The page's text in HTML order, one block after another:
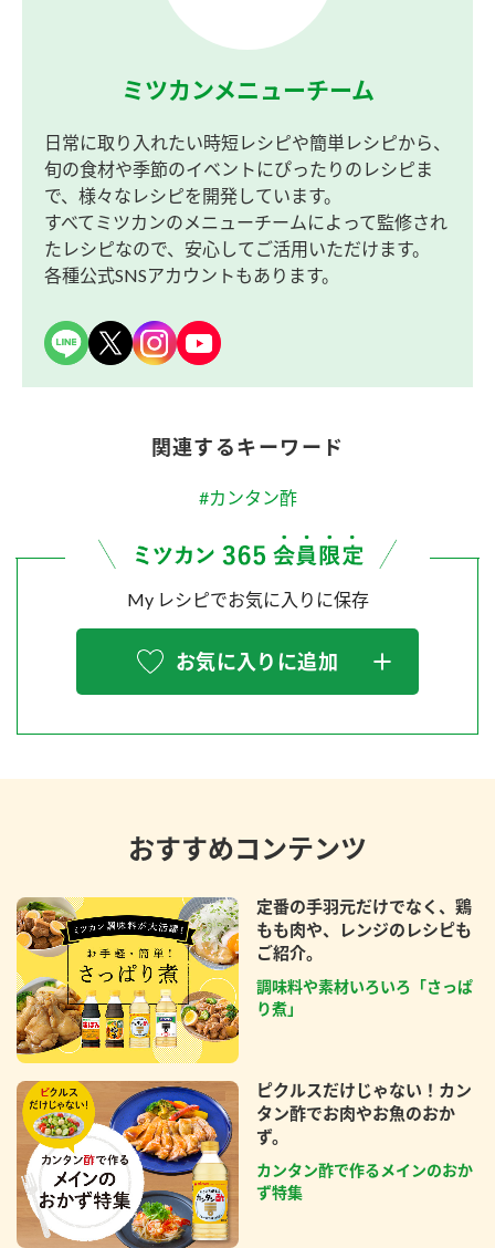
ミツカンメニューチーム
日常に取り入れたい時短レシピや簡単レシピから、
旬の食材や季節のイベントにぴったりのレシピま
で、様々なレシピを開発しています。
すべてミツカンのメニューチームによって監修され
たレシピなので、安心してご活用いただけます。
各種公式SNSアカウントもあります。
関連するキーワード
#カンタン酢
My レシピでお気に入りに保存
お気に入りに追加
おすすめコンテンツ
定番の手羽元だけでなく、鶏
もも肉や、レンジのレシピも
ご紹介。
調味料や素材いろいろ「さっぱ
り煮」
ピクルスだけじゃない！カン
タン酢でお肉やお魚のおか
ず。
カンタン酢で作るメインのおか
ず特集